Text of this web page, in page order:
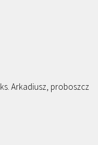
ks. Arkadiusz, proboszcz